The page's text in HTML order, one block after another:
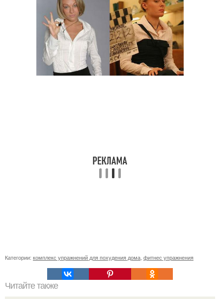
Категории: комплекс упражнений для похудения дома фитнес упражнения
Читайте также